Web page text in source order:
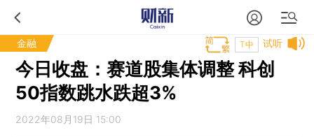
金融 试听
T中
今日收盘：赛道股集体调整 科创
50指数跳水跌超3%
2022年08月19日 15:00